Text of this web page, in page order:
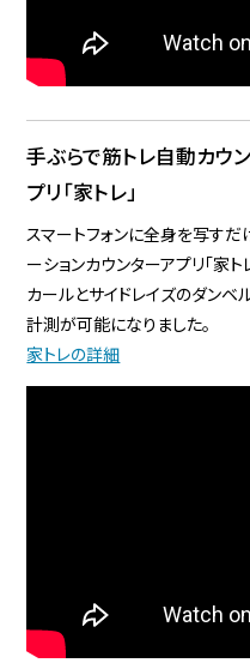
手ぶらで筋トレ自動カウ
プリ「家トレ」
スマートフォンに全身を写すだ
ーションカウンターアプリ「家
カールとサイドレイズのダン
計測が可能になりました。
家トレの詳細